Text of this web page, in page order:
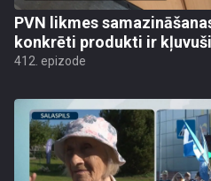
PVN likmes
konkrēti produkti ir
412. epizode